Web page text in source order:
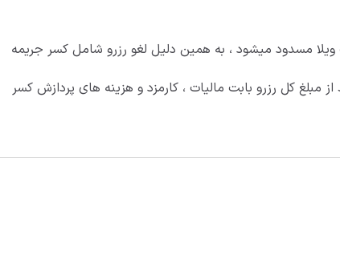
مسدود میشود ، به همین دلیل لغو رزرو شامل کسر جریمه
رزرو از سمت مهمان ، در هر شرایط حداقل 25درصد از مبلغ کل رزرو بابت مالیات ، کارمزد و هزینه های پردازش کسر
. در غیر این صورت مبلغ پرداختی غیر قابل استرداد میباشد .
میزبان ، بهترین همکاری ممکن را برای تغییر تاریخ یا